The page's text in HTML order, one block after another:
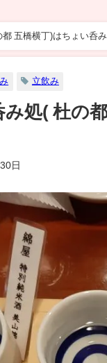
五橋横丁)はちょい呑
立飲み
処( 杜の
日